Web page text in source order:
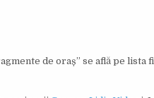
de oraș” se află pe